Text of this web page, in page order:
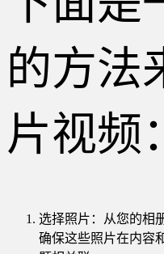
的方法
片视频：
选择照片：从您的相
确保这些照片在内容